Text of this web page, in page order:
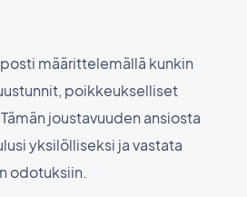
määrittelemällä kunkin
poikkeukselliset
joustavuuden ansiosta
yksilölliseksi ja vastata
odotuksiin.